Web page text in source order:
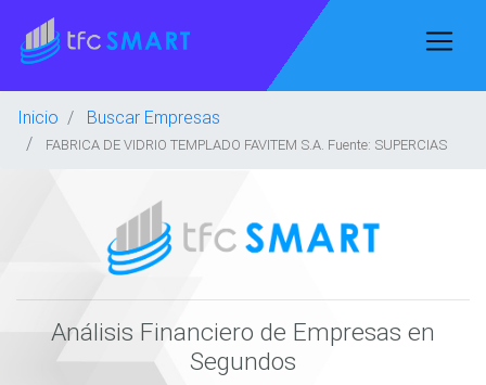
Inicio Buscar Empresas
FABRICA DE VIDRIO TEMPLADO FAVITEM S.A. Fuente: SUPERCIAS
Análisis Financiero de Empresas en
Segundos